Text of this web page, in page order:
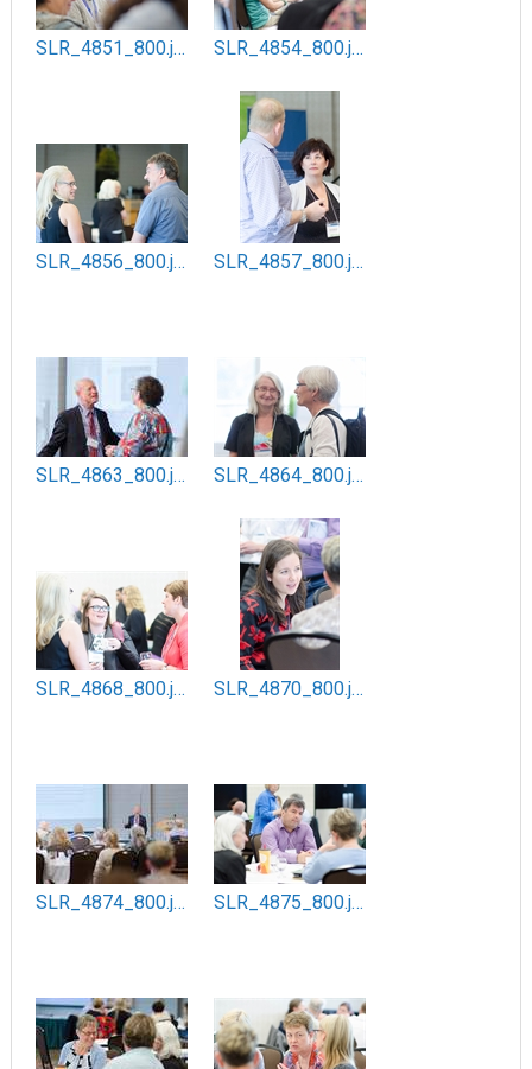
SLR_4851_800.jpg SLR_4854_800.jpg
SLR_4856_800.jpg SLR_4857_800.jpg
SLR_4863_800.jpg SLR_4864_800.jpg
SLR_4868_800.jpg SLR_4870_800.jpg
SLR_4874_800.jpg SLR_4875_800.jpg